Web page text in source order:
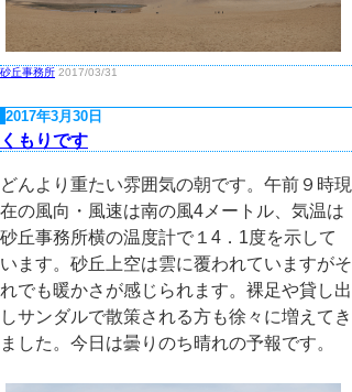
砂丘事務所 2017/03/31
2017年3月30日
くもりです
どんより重たい雰囲気の朝です。午前９時現
在の風向・風速は南の風4メートル、気温は
砂丘事務所横の温度計で１4．1度を示して
います。砂丘上空は雲に覆われていますがそ
れでも暖かさが感じられます。裸足や貸し出
しサンダルで散策される方も徐々に増えてき
ました。今日は曇りのち晴れの予報です。